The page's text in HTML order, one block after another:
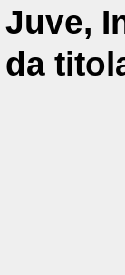
Juve,
da